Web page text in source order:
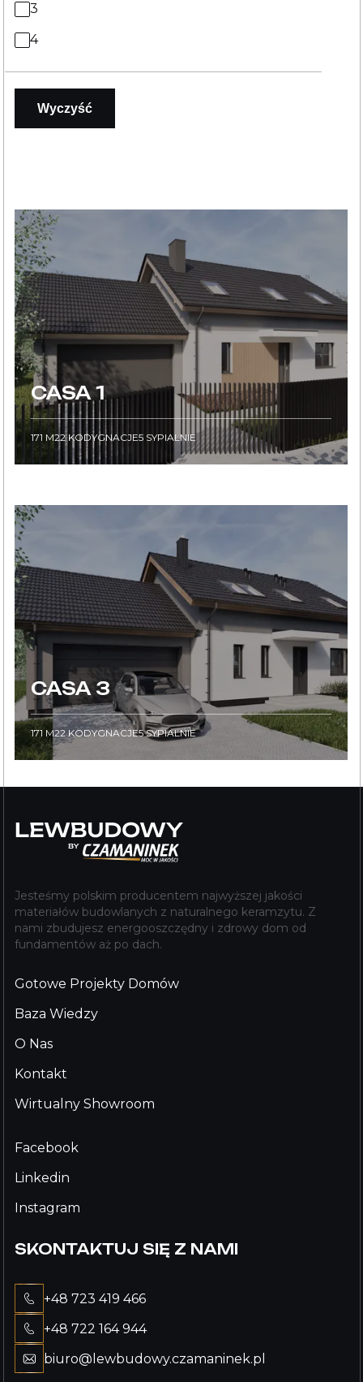
3
4
Wyczyść
CASA 1
171 M22KODYGNACJE5 SYPIALNIE
CASA 3
171M22KODYGNACJE5SYPIALNIE
Jesteśmy polskim producentem najwyższej jakości
materiałów budowlanych z naturalnego keramzytu. Z
nami zbudujesz energooszczędny i zdrowy dom od
fundamentów aż po dach.
Gotowe Projekty Domów
Baza Wiedzy
O Nas
Kontakt
Wirtualny Showroom
Facebook
Linkedin
Instagram
SKONTAKTUJ SIĘ Z NAMI
+48 723 419 466
+48 722 164 944
biuro@lewbudowy.czamaninek.pl